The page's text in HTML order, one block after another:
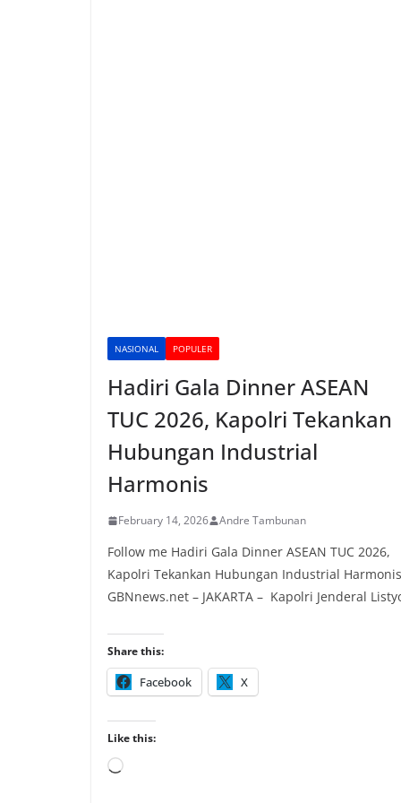
NASIONAL POPULER
Hadiri Gala Dinner ASEAN
TUC 2026, Kapolri Tekankan
Hubungan Industrial
Harmonis
February 14, 2026 Andre Tambunan
Follow me Hadiri Gala Dinner ASEAN TUC 2026,
Kapolri Tekankan Hubungan Industrial Harmonis
GBNnews.net – JAKARTA – Kapolri Jenderal
Share this:
Facebook X
Like this:
Loading…